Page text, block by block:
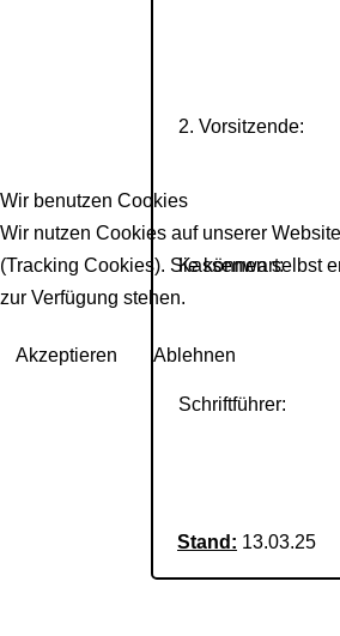
2. Vorsitzende:
Kassenwart:
Schriftführer:
Stand: 13.03.25
Wir benutzen Cookies
Wir nutzen Cookies auf unserer
(Tracking Cookies). Sie können selbst
zur Verfügung stehen.
Akzeptieren Ablehnen